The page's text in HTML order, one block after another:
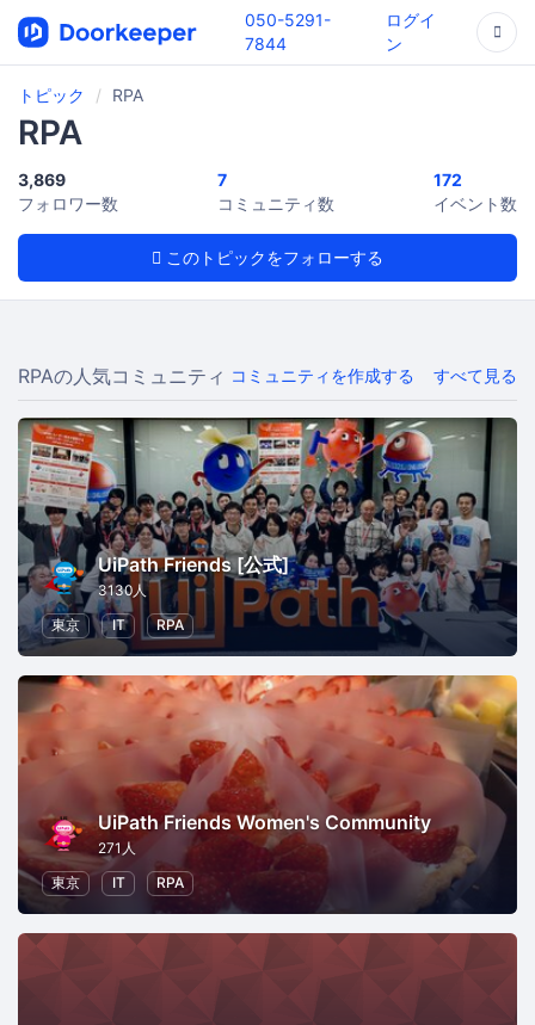
050-5291-
7844
ログイ
ン
トピック RPA
RPA
このトピックをフォローする
3,869
フォロワー数
7
コミュニティ数
172
イベント数
RPAの人気コミュニティ コミュニティを作成する すべて見る
UiPath Friends [公式]
3130人
東京
IT RPA
UiPath Friends Women's Community
271人
東京
IT RPA